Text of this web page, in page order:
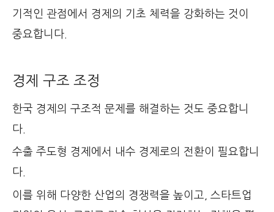
기적인 관점에서 경제의 기초 체력을 강화하는 것이
중요합니다.
경제 구조 조정
한국 경제의 구조적 문제를 해결하는 것도 중요합니
다.
수출 주도형 경제에서 내수 경제로의 전환이 필요합니
다.
이를 위해 다양한 산업의 경쟁력을 높이고, 스타트업